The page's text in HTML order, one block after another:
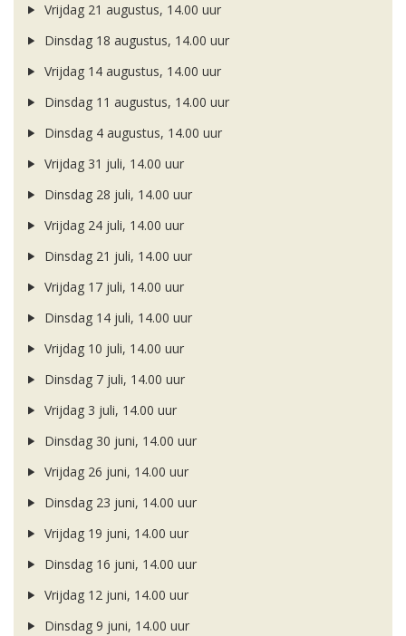
Vrijdag 21 augustus, 14.00 uur
Dinsdag 18 augustus, 14.00 uur
Vrijdag 14 augustus, 14.00 uur
Dinsdag 11 augustus, 14.00 uur
Dinsdag 4 augustus, 14.00 uur
Vrijdag 31 juli, 14.00 uur
Dinsdag 28 juli, 14.00 uur
Vrijdag 24 juli, 14.00 uur
Dinsdag 21 juli, 14.00 uur
Vrijdag 17 juli, 14.00 uur
Dinsdag 14 juli, 14.00 uur
Vrijdag 10 juli, 14.00 uur
Dinsdag 7 juli, 14.00 uur
Vrijdag 3 juli, 14.00 uur
Dinsdag 30 juni, 14.00 uur
Vrijdag 26 juni, 14.00 uur
Dinsdag 23 juni, 14.00 uur
Vrijdag 19 juni, 14.00 uur
Dinsdag 16 juni, 14.00 uur
Vrijdag 12 juni, 14.00 uur
Dinsdag 9 juni, 14.00 uur